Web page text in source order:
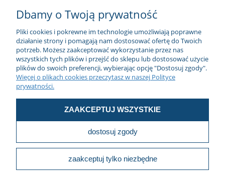
O Firmie
Zakupy
Pomoc
pokaż pełną wersję strony
Dbamy o Twoją prywatność
Pliki cookies i pokrewne im technologie umożliwiają poprawne
działanie strony i pomagają nam dostosować ofertę do Twoich
potrzeb. Możesz zaakceptować wykorzystanie przez nas
wszystkich tych plików i przejść do sklepu lub dostosować użycie
plików do swoich preferencji, wybierając opcję "Dostosuj zgody".
Więcej o plikach cookies przeczytasz w naszej Polityce
prywatności.
zaakceptuj tylko niezbędne
dostosuj zgody
ZAAKCEPTUJ WSZYSTKIE